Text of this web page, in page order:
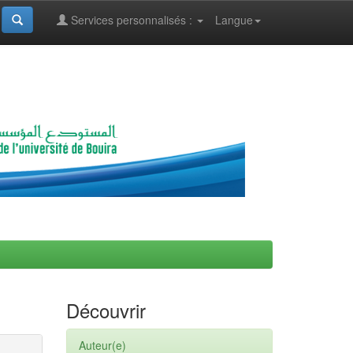
Langue
Services personnalisés :
Découvrir
Auteur(e)